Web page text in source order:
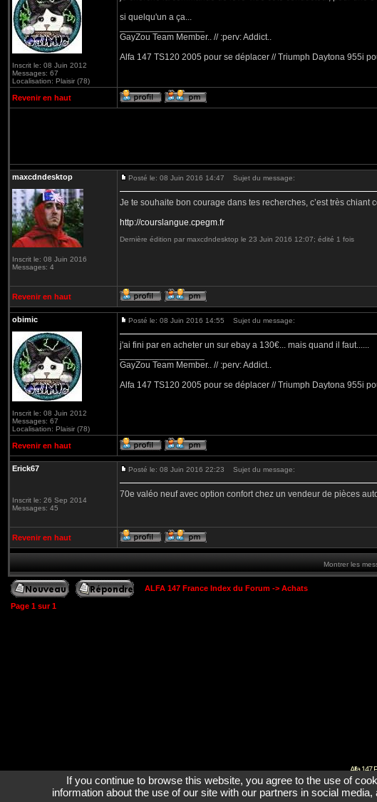
Inscrit le: 08 Juin 2012
Messages: 67
Localisation: Plaisir (78)
si quelqu'un a ça...
GayZou Team Member.. // :perv: Addict..
Alfa 147 TS120 2005 pour se déplacer // Triumph Daytona 955i
Revenir en haut
maxcdndesktop
Inscrit le: 08 Juin 2016
Messages: 4
Posté le: 08 Juin 2016 14:47 Sujet du message:
Je te souhaite bon courage dans tes recherches, c’est très chiant
http://courslangue.cpegm.fr
Dernière édition par maxcdndesktop le 23 Juin 2016 12:07; édité 1 fois
Revenir en haut
obimic
Inscrit le: 08 Juin 2012
Messages: 67
Localisation: Plaisir (78)
Posté le: 08 Juin 2016 14:55 Sujet du message:
j'ai fini par en acheter un sur ebay a 130€... mais quand il faut......
GayZou Team Member.. // :perv: Addict..
Alfa 147 TS120 2005 pour se déplacer // Triumph Daytona 955i
Revenir en haut
Erick67
Inscrit le: 26 Sep 2014
Messages: 45
Posté le: 08 Juin 2016 22:23 Sujet du message:
70e valéo neuf avec option confort chez un vendeur de pièces
Revenir en haut
Montrer les
ALFA 147 France Index du Forum -> Achats
Page 1 sur1
Alfa 147
If you continue to browse this website, you agree to the use of
information about the use of our site with our partners in social